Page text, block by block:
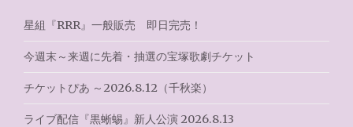
シ
ョ
ン
星組『RRR』一般販売 即日完売！
今週末～来週に先着・抽選の宝塚歌劇チケット
チケットぴあ ～2026.8.12（千秋楽）
ライブ配信『黒蜥蜴』新人公演 2026.8.13